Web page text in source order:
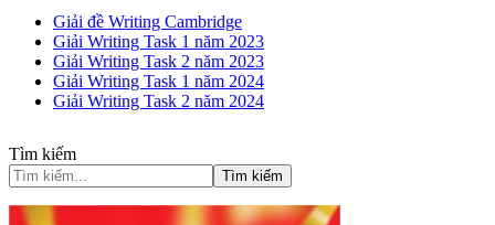
Giải đề Writing Cambridge
Giải Writing Task 1 năm 2023
Giải Writing Task 2 năm 2023
Giải Writing Task 1 năm 2024
Giải Writing Task 2 năm 2024
Tìm kiếm
Tìm kiếm